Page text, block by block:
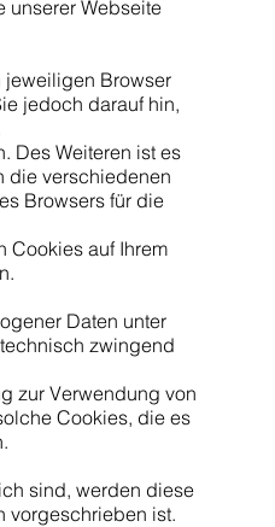
unserer Webseite
jeweiligen Browser
jedoch darauf hin,
Des Weiteren ist es
die verschiedenen
Browsers für die
Cookies auf Ihrem
Daten unter
zwingend
zur Verwendung von
Cookies, die es
sind, werden diese
vorgeschrieben ist.